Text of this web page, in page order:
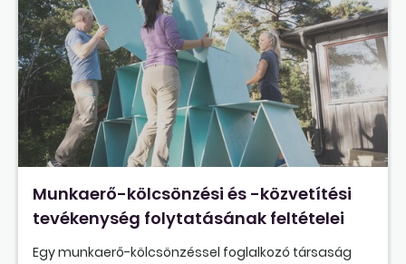
Munkaerő-kölcsönzési és -közvetítési
tevékenység folytatásának feltételei
Egy munkaerő-kölcsönzéssel foglalkozó társaság